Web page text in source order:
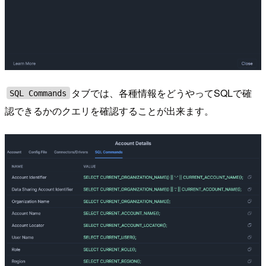
SQL Commands
タブでは、各種情報をどうやってSQLで確
認できるかのクエリを確認することが出来ます。